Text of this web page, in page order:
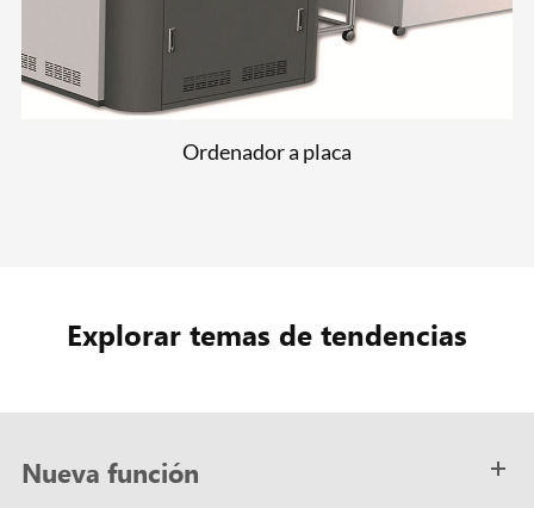
Ordenador a placa
Explorar temas de tendencias
Nueva función